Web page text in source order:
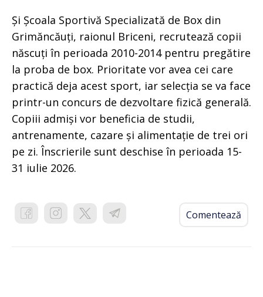
Și Școala Sportivă Specializată de Box din
Grimăncăuți, raionul Briceni, recrutează copii
născuți în perioada 2010-2014 pentru pregătire
la proba de box. Prioritate vor avea cei care
practică deja acest sport, iar selecția se va face
printr-un concurs de dezvoltare fizică generală.
Copiii admiși vor beneficia de studii,
antrenamente, cazare și alimentație de trei ori
pe zi. Înscrierile sunt deschise în perioada 15-
31 iulie 2026.
Comentează